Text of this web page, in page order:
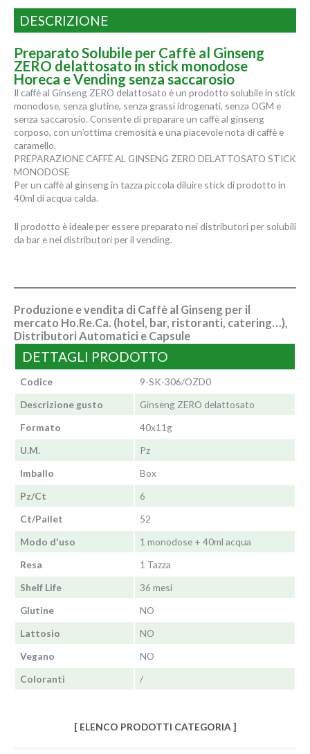
DESCRIZIONE
Preparato Solubile per Caffè al Ginseng
ZERO delattosato in stick monodose
Horeca e Vending senza saccarosio
Il caffè al Ginseng ZERO delattosato è un prodotto solubile in stick
monodose, senza glutine, senza grassi idrogenati, senza OGM e
senza saccarosio. Consente di preparare un caffè al ginseng
corposo, con un’ottima cremosità e una piacevole nota di caffè e
caramello.
PREPARAZIONE CAFFÈ AL GINSENG ZERO DELATTOSATO STICK
MONODOSE
Per un caffè al ginseng in tazza piccola diluire stick di prodotto in
40ml di acqua calda.
Il prodotto è ideale per essere preparato nei distributori per solubili
da bar e nei distributori per il vending.
Produzione e vendita di Caffè al Ginseng per il
mercato Ho.Re.Ca. (hotel, bar, ristoranti, catering…),
Distributori Automatici e Capsule
DETTAGLI PRODOTTO
Codice
9-SK-306/OZD0
Descrizione gusto
Ginseng ZERO delattosato
Formato
40x11g
U.M.
Pz
Imballo
Box
Pz/Ct
6
Ct/Pallet
52
Modo d'uso
1 monodose + 40ml acqua
Resa
1 Tazza
Shelf Life
36 mesi
Glutine
NO
Lattosio
NO
Vegano
NO
Coloranti
/
[ ELENCO PRODOTTI CATEGORIA ]